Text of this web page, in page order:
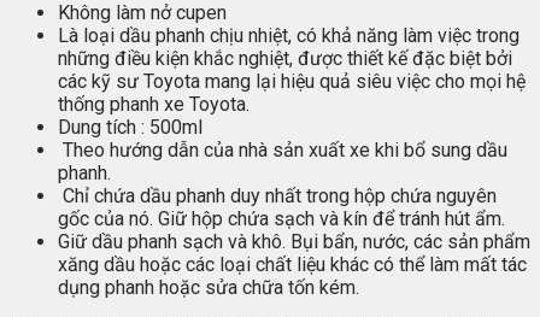
Không làm nở cupen
Là loại dầu phanh chịu nhiệt, có khả năng làm việc trong
những điều kiện khắc nghiệt, được thiết kế đặc biệt bởi
các kỹ sư Toyota mang lại hiệu quả siêu việc cho mọi hệ
thống phanh xe Toyota.
Dung tích : 500ml
Theo hướng dẫn của nhà sản xuất xe khi bổ sung dầu
phanh.
Chỉ chứa dầu phanh duy nhất trong hộp chứa nguyên
gốc của nó. Giữ hộp chứa sạch và kín để tránh hút ẩm.
Giữ dầu phanh sạch và khô. Bụi bẩn, nước, các sản phẩm
xăng dầu hoặc các loại chất liệu khác có thể làm mất tác
dụng phanh hoặc sửa chữa tốn kém.